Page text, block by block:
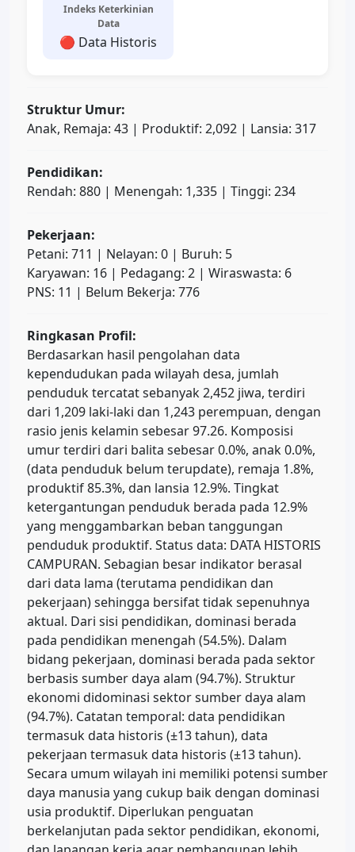
Indeks Keterkinian
Data
🔴 Data Historis
Struktur Umur:
Anak, Remaja: 43 | Produktif: 2,092 | Lansia: 317
Pendidikan:
Rendah: 880 | Menengah: 1,335 | Tinggi: 234
Pekerjaan:
Petani: 711 | Nelayan: 0 | Buruh: 5
Karyawan: 16 | Pedagang: 2 | Wiraswasta: 6
PNS: 11 | Belum Bekerja: 776
Ringkasan Profil:
Berdasarkan hasil pengolahan data
kependudukan pada wilayah desa, jumlah
penduduk tercatat sebanyak 2,452 jiwa, terdiri
dari 1,209 laki-laki dan 1,243 perempuan, dengan
rasio jenis kelamin sebesar 97.26. Komposisi
umur terdiri dari balita sebesar 0.0%, anak 0.0%,
(data penduduk belum terupdate), remaja 1.8%,
produktif 85.3%, dan lansia 12.9%. Tingkat
ketergantungan penduduk berada pada 12.9%
yang menggambarkan beban tanggungan
penduduk produktif. Status data: DATA HISTORIS
CAMPURAN. Sebagian besar indikator berasal
dari data lama (terutama pendidikan dan
pekerjaan) sehingga bersifat tidak sepenuhnya
aktual. Dari sisi pendidikan, dominasi berada
pada pendidikan menengah (54.5%). Dalam
bidang pekerjaan, dominasi berada pada sektor
berbasis sumber daya alam (94.7%). Struktur
ekonomi didominasi sektor sumber daya alam
(94.7%). Catatan temporal: data pendidikan
termasuk data historis (±13 tahun), data
pekerjaan termasuk data historis (±13 tahun).
Secara umum wilayah ini memiliki potensi sumber
daya manusia yang cukup baik dengan dominasi
usia produktif. Diperlukan penguatan
berkelanjutan pada sektor pendidikan, ekonomi,